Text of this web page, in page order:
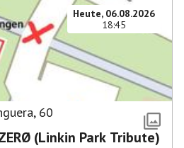
Heute, 06.08.2026
18:45
, 60
(Linkin Park Tribute)